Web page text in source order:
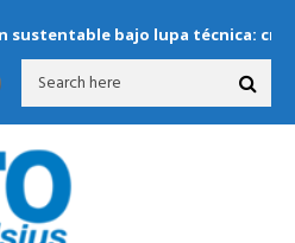
bajo lupa técnica: criterios